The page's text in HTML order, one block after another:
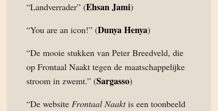
“Landverrader” (Ehsan Jami)
“You are an icon!” (Dunya Henya)
“De mooie stukken van Peter Breedveld, die
op Frontaal Naakt tegen de maatschappelijke
stroom in zwemt.” (Sargasso)
“De website Frontaal Naaktis een toonbeeld